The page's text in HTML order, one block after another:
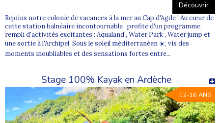
Découvrir
Rejoins notre colonie de vacances à la mer au Cap d'Agde ! Au cœur de
cette station balnéaire incontournable , profite d'un programme
rempli d'activités excitantes : Aqualand , Water Park , Water jump et
une sortie à l'Archipel. Sous le soleil méditerranéen ☀️, vis des
moments inoubliables et des sensations fortes entre...
Stage 100% Kayak en Ardèche
12-16 ANS